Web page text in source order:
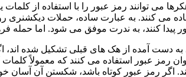
می توانند رمز عبور را با استفاده از
می کنند. به عبارت ساده، حملات
پیدا کنند، به ندرت موفق می شود. اما
به دست آمده از هک های قبلی تشکیل شده
رمز عبور استفاده می کنند که معمولاً
کوتاه باشد، شکستن آن آسان خواهد بود، اما اگر رمز